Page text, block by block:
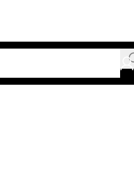
Ekscentriniai šlifuokliai